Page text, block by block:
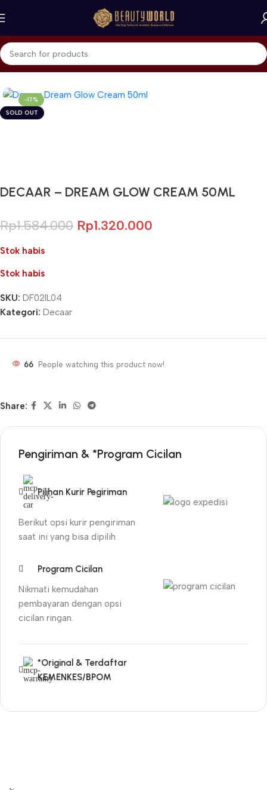
Beranda Decaar
-17%
SOLD OUT
DECAAR – DREAM GLOW CREAM 50ML
Rp1.584.000 Rp1.320.000
Stok habis
Stok habis
SKU: DF02IL04
Kategori: Decaar
66 People watching this product now!
Share:
Pengiriman & *Program Cicilan
Pilihan Kurir Pegiriman
Berikut opsi kurir pengiriman
saat ini yang bisa dipilih
Program Cicilan
Nikmati kemudahan
pembayaran dengan opsi
cicilan ringan.
*Original & Terdaftar
KEMENKES/BPOM